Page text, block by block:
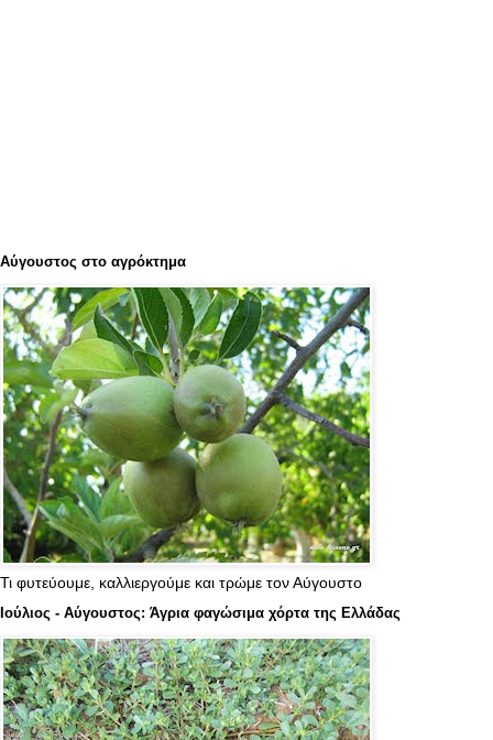
Αύγουστος στο αγρόκτημα
Τι φυτεύουμε, καλλιεργούμε και τρώμε τον Αύγουστο
Ιούλιος - Αύγουστος: Άγρια φαγώσιμα χόρτα της Ελλάδας